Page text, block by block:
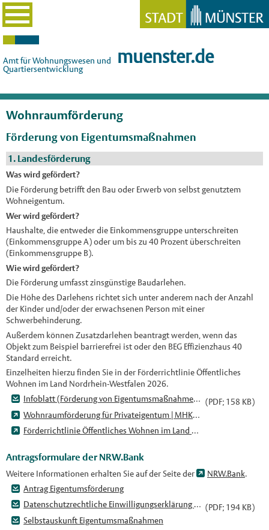
Amt für Wohnungswesen und
Quartiersentwicklung
muenster.de
Wohnraumförderung
Förderung von Eigentumsmaßnahmen
1. Landesförderung
Was wird gefördert?
Die Förderung betrifft den Bau oder Erwerb von selbst genutztem
Wohneigentum.
Wer wird gefördert?
Haushalte, die entweder die Einkommensgruppe unterschreiten
(Einkommensgruppe A) oder um bis zu 40 Prozent überschreiten
(Einkommensgruppe B).
Wie wird gefördert?
Die Förderung umfasst zinsgünstige Baudarlehen.
Die Höhe des Darlehens richtet sich unter anderem nach der Anzahl
der Kinder und/oder der erwachsenen Person mit einer
Schwerbehinderung.
Außerdem können Zusatzdarlehen beantragt werden, wenn das
Objekt zum Beispiel barrierefrei ist oder den BEG Effizienzhaus 40
Standard erreicht.
Einzelheiten hierzu finden Sie in der Förderrichtlinie Öffentliches
Wohnen im Land Nordrhein-Westfalen 2026.
Infoblatt (Förderung von Eigentumsmaßnahmen mit Baudarlehen des Landes NRW in Münster) (PDF; 158 KB)
Wohnraumförderung für Privateigentum | MHKBD.NRW
Förderrichtlinie Öffentliches Wohnen im Land Nordrhein-Westfalen 2026
Antragsformulare der NRW.Bank
Weitere Informationen erhalten Sie auf der Seite der NRW.Bank.
Antrag Eigentumsförderung
Datenschutzrechtliche Einwilligungserklärung (WohnWeb) (PDF; 194 KB)
Selbstauskunft Eigentumsmaßnahmen